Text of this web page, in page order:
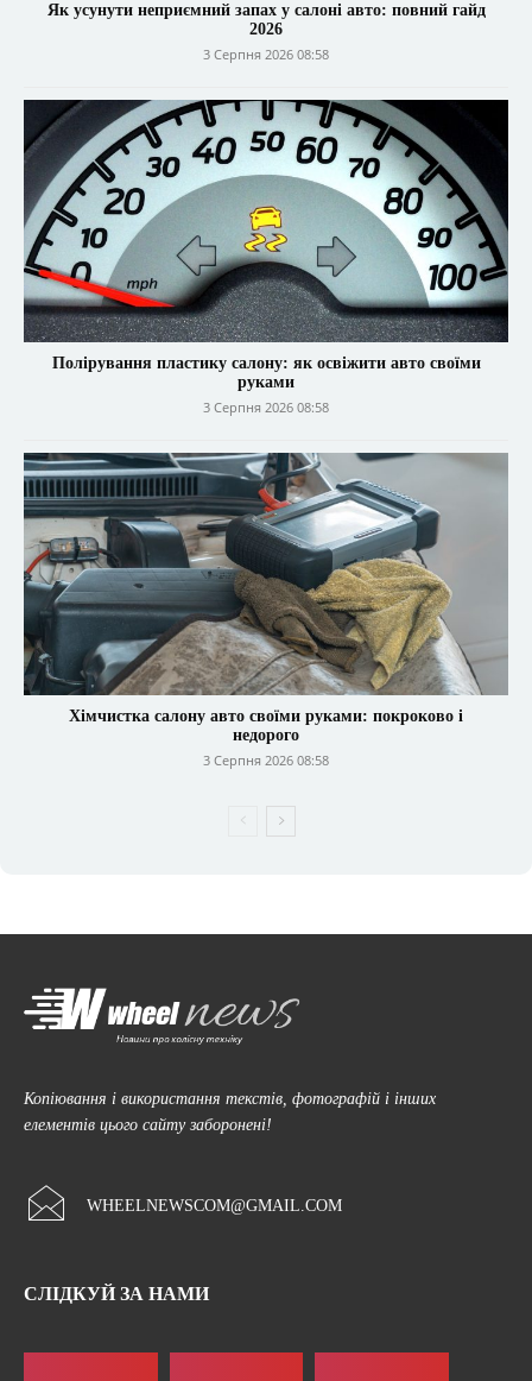
Як усунути неприємний запах у салоні авто: повний гайд
2026
3 Серпня 2026 08:58
Полірування пластику салону: як освіжити авто своїми
руками
3 Серпня 2026 08:58
Хімчистка салону авто своїми руками: покроково і
недорого
3 Серпня 2026 08:58
Копіювання і використання текстів, фотографій і інших
елементів цього сайту заборонені!
WHEELNEWSCOM@GMAIL.COM
СЛІДКУЙ ЗА НАМИ